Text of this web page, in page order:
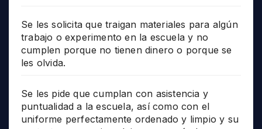
Se les solicita que traigan materiales para algún
trabajo o experimento en la escuela y no
cumplen porque no tienen dinero o porque se
les olvida.
Se les pide que cumplan con asistencia y
puntualidad a la escuela, así como con el
uniforme perfectamente ordenado y limpio y su